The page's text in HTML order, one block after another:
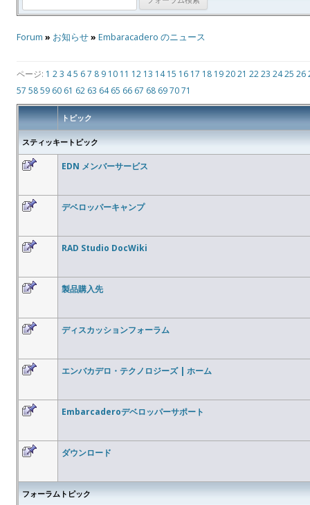
Forum » お知らせ» Embaracadero のニュース
ページ: 1 23 45 67 8 9 10 11 12 13 14 15 16 17 18 192021 2223 2425 26
57 5859 60 61 62 63 64 65 66 67 68 697071
トピック
スティッキートピック
EDN メンバーサービス
デベロッパーキャンプ
RAD Studio DocWiki
製品購入先
ディスカッションフォーラム
エンバカデロ・テクノロジーズ | ホーム
Embarcaderoデベロッパーサポート
ダウンロード
フォーラムトピック